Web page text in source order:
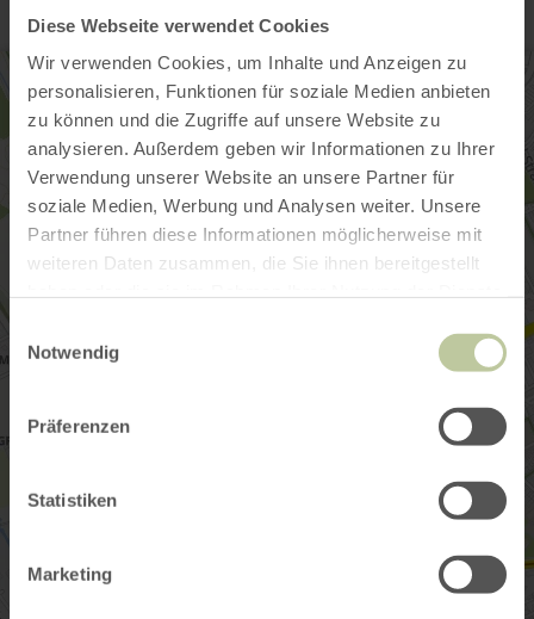
Diese Webseite verwendet Cookies
Wir verwenden Cookies, um Inhalte und Anzeigen zu
personalisieren, Funktionen für soziale Medien anbieten
zu können und die Zugriffe auf unsere Website zu
analysieren. Außerdem geben wir Informationen zu Ihrer
Verwendung unserer Website an unsere Partner für
soziale Medien, Werbung und Analysen weiter. Unsere
Partner führen diese Informationen möglicherweise mit
weiteren Daten zusammen, die Sie ihnen bereitgestellt
Notwendig
Präferenzen
Statistiken
Marketing